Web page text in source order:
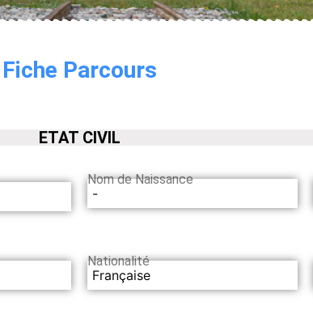
Fiche Parcours
ETAT CIVIL
Nom de Naissance
-
Nationalité
Française